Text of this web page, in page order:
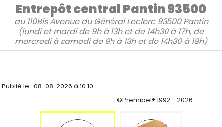
Entrepôt central Pantin 93500
au 110Bis Avenue du Général Leclerc 93500 Pantin
(lundi et mardi de 9h à 13h et de 14h30 à 17h, de
mercredi à samedi de 9h à 13h et de 14h30 à 18h)
Publié le :08-08-2026 à 10:10
©Premibel® 1992 - 2026